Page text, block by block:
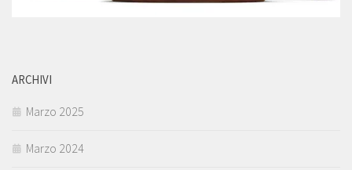
ARCHIVI
Marzo 2025
Marzo 2024